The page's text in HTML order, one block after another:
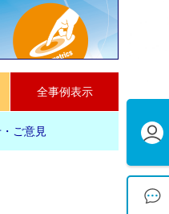
全事例表示
ご意見